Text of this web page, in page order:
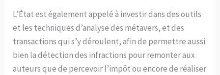
L’État est également appelé à investir dans des outils
et les techniques d’analyse des métavers, et des
transactions qui s’y déroulent, afin de permettre aussi
bien la détection des infractions pour remonter aux
auteurs que de percevoir l’impôt ou encore de réaliser